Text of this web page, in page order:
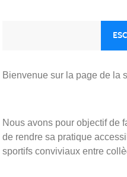
Bienvenue sur la page de la
Nous avons pour objectif de
de rendre sa pratique
sportifs conviviaux entre